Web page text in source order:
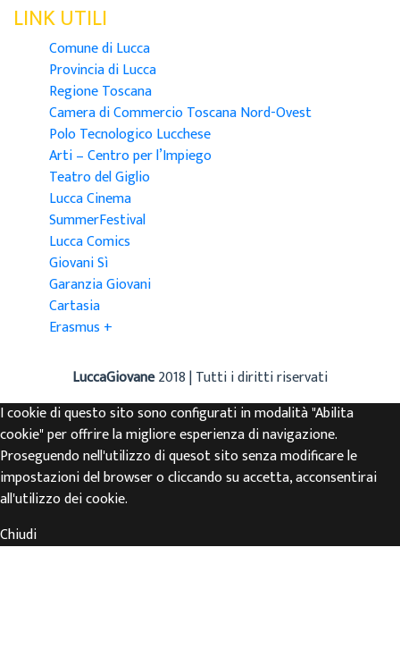
LINK UTILI
Comune di Lucca
Provincia di Lucca
Regione Toscana
Camera di Commercio Toscana Nord-Ovest
Polo Tecnologico Lucchese
Arti – Centro per l’Impiego
Teatro del Giglio
Lucca Cinema
SummerFestival
Lucca Comics
Giovani Sì
Garanzia Giovani
Cartasia
Erasmus +
LuccaGiovane2018 | Tutti i diritti riservati
I cookie di questo sito sono configurati in modalità "Abilita
cookie" per offrire la migliore esperienza di navigazione.
Proseguendo nell'utilizzo di quesot sito senza modificare le
impostazioni del browser o cliccando su accetta, acconsentirai
all'utilizzo dei cookie.
Chiudi